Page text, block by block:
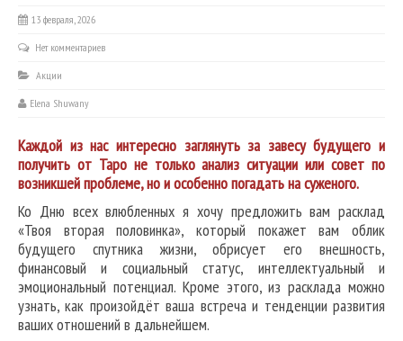
13 февраля, 2026
Нет комментариев
Акции
Elena Shuwany
Каждой из нас интересно заглянуть за завесу будущего и
получить от Таро не только анализ ситуации или совет по
возникшей проблеме, но и особенно погадать на суженого.
Ко Дню всех влюбленных я хочу предложить вам расклад
«Твоя вторая половинка», который покажет вам облик
будущего спутника жизни, обрисует его внешность,
финансовый и социальный статус, интеллектуальный и
эмоциональный потенциал. Кроме этого, из расклада можно
узнать, как произойдёт ваша встреча и тенденции развития
ваших отношений в дальнейшем.